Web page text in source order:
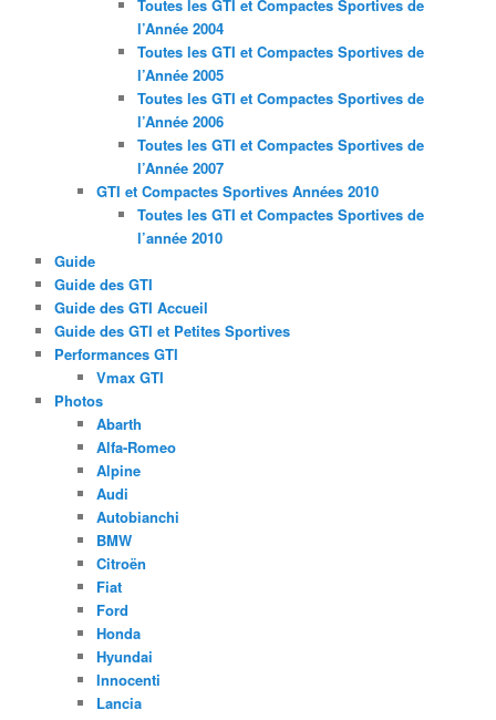
Toutes les GTI et Compactes Sportives de
l’Année 2004
Toutes les GTI et Compactes Sportives de
l’Année 2005
Toutes les GTI et Compactes Sportives de
l’Année 2006
Toutes les GTI et Compactes Sportives de
l’Année 2007
GTI et Compactes Sportives Années 2010
Toutes les GTI et Compactes Sportives de
l’année 2010
Guide
Guide des GTI
Guide des GTI Accueil
Guide des GTI et Petites Sportives
Performances GTI
Vmax GTI
Photos
Abarth
Alfa-Romeo
Alpine
Audi
Autobianchi
BMW
Citroën
Fiat
Ford
Honda
Hyundai
Innocenti
Lancia